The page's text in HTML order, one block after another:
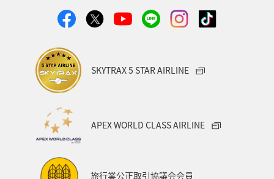
SKYTRAX 5 STAR AIRLINE
APEX WORLD CLASS AIRLINE
旅行業公正取引協議会会員